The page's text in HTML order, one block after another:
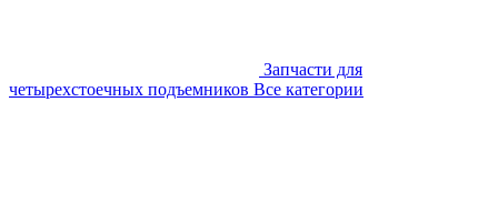
Запчасти для
четырехстоечных подъемников Все категории